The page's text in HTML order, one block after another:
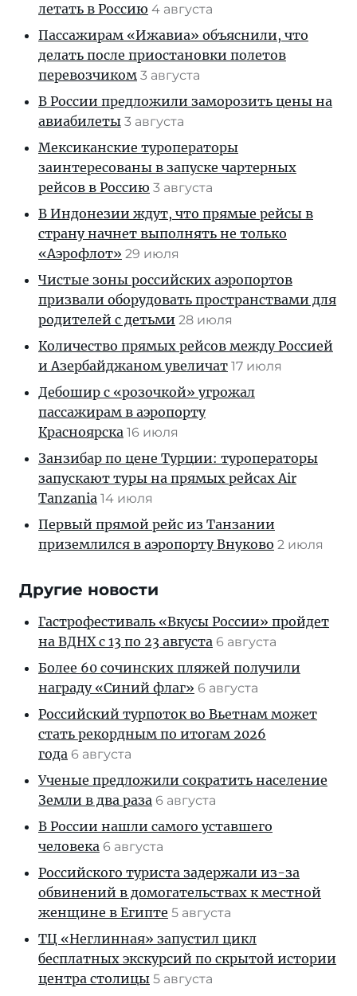
летать в Россию 4 августа
Пассажирам «Ижавиа» объяснили, что
делать после приостановки полетов
перевозчиком 3 августа
В России предложили заморозить цены на
авиабилеты 3 августа
Мексиканские туроператоры
заинтересованы в запуске чартерных
рейсов в Россию 3 августа
В Индонезии ждут, что прямые рейсы в
страну начнет выполнять не только
«Аэрофлот» 29 июля
Чистые зоны российских аэропортов
призвали оборудовать пространствами для
родителей с детьми 28 июля
Количество прямых рейсов между Россией
и Азербайджаном увеличат 17 июля
Дебошир с «розочкой» угрожал
пассажирам в аэропорту
Красноярска 16 июля
Занзибар по цене Турции: туроператоры
запускают туры на прямых рейсах Air
Tanzania 14 июля
Первый прямой рейс из Танзании
приземлился в аэропорту Внуково 2 июля
Другие новости
Гастрофестиваль «Вкусы России» пройдет
на ВДНХ с 13 по 23 августа 6 августа
Более 60 сочинских пляжей получили
награду «Синий флаг» 6 августа
Российский турпоток во Вьетнам может
стать рекордным по итогам 2026
года 6 августа
Ученые предложили сократить население
Земли в два раза 6 августа
В России нашли самого уставшего
человека 6 августа
Российского туриста задержали из-за
обвинений в домогательствах к местной
женщине в Египте 5 августа
ТЦ «Неглинная» запустил цикл
бесплатных экскурсий по скрытой истории
центра столицы 5 августа